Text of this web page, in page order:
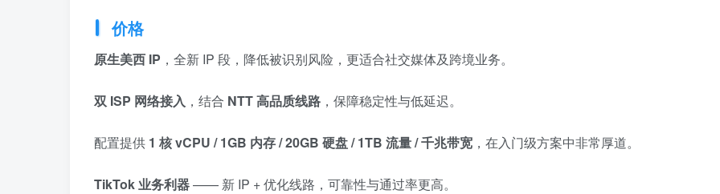
价格
原生美西 IP ，全新 IP 段，降低被识别风险，更适合社交媒体及跨境业务。
双 ISP 网络接入 ，结合 NTT 高品质线路 ，保障稳定性与低延迟。
配置提供 1 核 vCPU / 1GB 内存 / 20GB 硬盘 / 1TB 流量 / 千兆带宽 ，在入门级方案中非常厚道。
TikTok 业务利器—— 新 IP + 优化线路，可靠性与通过率更高。